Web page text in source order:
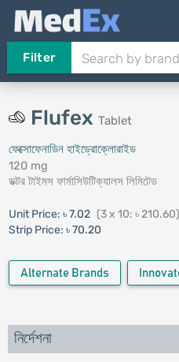
Filter
Flufex Tablet
ফেক্সোফেনাডিন হাইড্রোক্লোরাইড
120 mg
ডক্টর টাইমস ফার্মাসিউটিক্যালস লিমিটেড
Unit Price: ৳ 7.02 (3 x 10: ৳ 210.60)
Strip Price: ৳ 70.20
Alternate Brands
নির্দেশনা